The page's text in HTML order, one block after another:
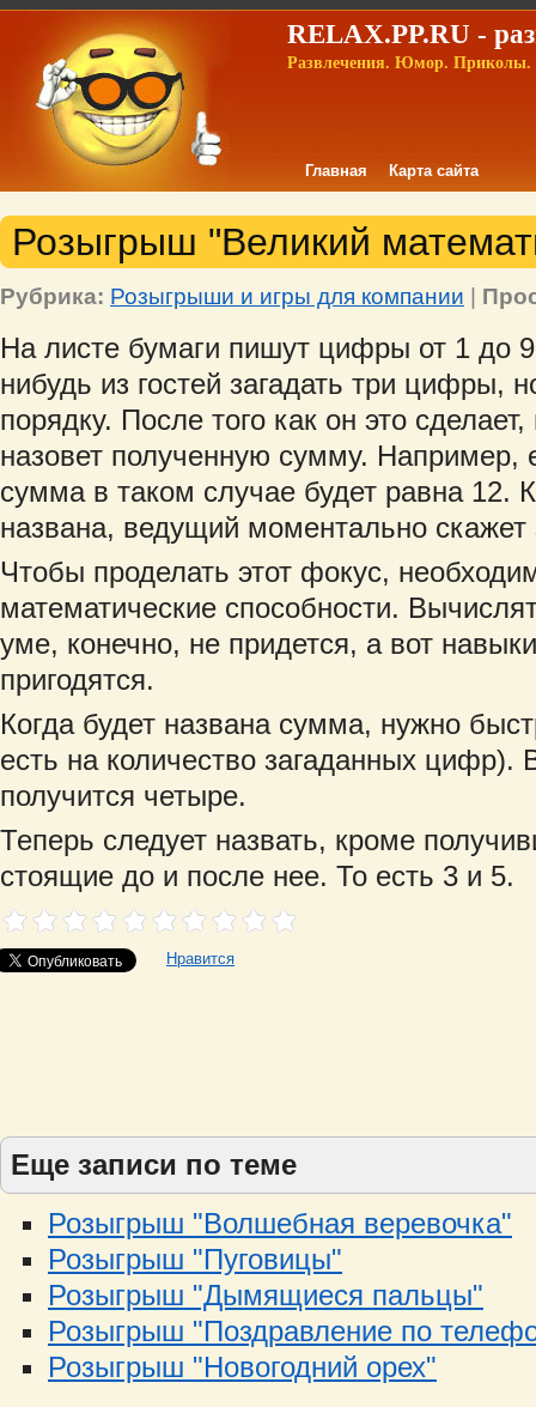
RELAX.PP.RU -
Развлечения. Юмор. Приколы.
Главная Карта сайта
Розыгрыш "Великий
Рубрика: Розыгрыши и игры для компании |
На листе бумаги пишут цифры от 1 до
нибудь из гостей загадать три цифры,
порядку. После того как он это
назовет полученную сумму. Например,
сумма в таком случае будет равна 12.
названа, ведущий моментально
Чтобы проделать этот фокус,
математические способности.
уме, конечно, не придется, а вот
пригодятся.
Когда будет названа сумма, нужно
есть на количество загаданных цифр).
получится четыре.
Теперь следует назвать, кроме
стоящие до и после нее. То есть 3 и 5.
Нравится
Еще записи по теме
Розыгрыш "Волшебная веревочка"
Розыгрыш "Пуговицы"
Розыгрыш "Дымящиеся пальцы"
Розыгрыш "Поздравление по
Розыгрыш "Новогодний орех"